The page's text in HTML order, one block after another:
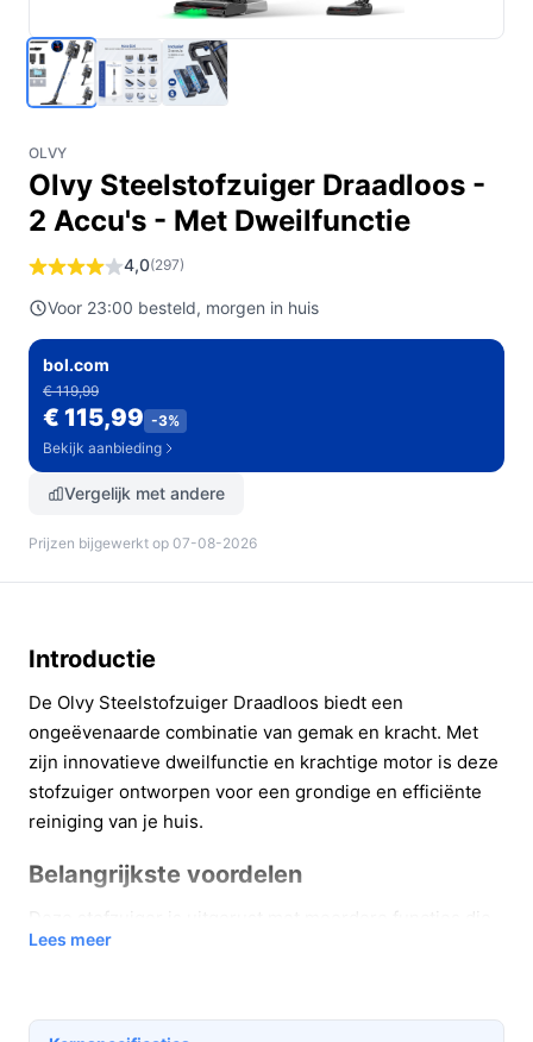
OLVY
Olvy Steelstofzuiger Draadloos -
2 Accu's - Met Dweilfunctie
4,0(297)
Voor 23:00 besteld, morgen in huis
bol.com
€ 119,99
€ 115,99 -3%
Bekijk aanbieding
Vergelijk met andere
Prijzen bijgewerkt op 07-08-2026
Introductie
De Olvy Steelstofzuiger Draadloos biedt een
ongeëvenaarde combinatie van gemak en kracht. Met
zijn innovatieve dweilfunctie en krachtige motor is deze
stofzuiger ontworpen voor een grondige en efficiënte
reiniging van je huis.
Belangrijkste voordelen
het schoonmaken eenvoudiger en effectiever maken.
2-in-1 functionaliteit:Met de dweilfunctie maak je
Lees meer